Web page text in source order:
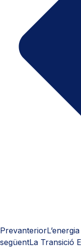
Prevanterior
següentLa Transició